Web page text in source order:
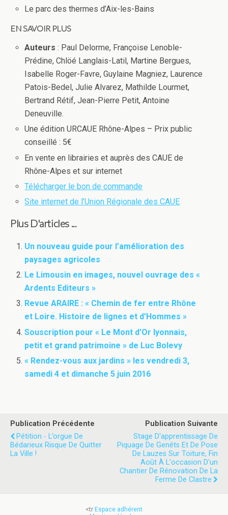
Le parc des thermes d’Aix-les-Bains
EN SAVOIR PLUS
Auteurs: Paul Delorme, Françoise Lenoble-
Prédine, Chlöé Langlais-Latil, Martine Bergues,
Isabelle Roger-Favre, Guylaine Magniez, Laurence
Patois-Bedel, Julie Alvarez, Mathilde Lourmet,
Bertrand Rétif, Jean-Pierre Petit, Antoine
Deneuville.
Une édition URCAUE Rhône-Alpes – Prix public
conseillé : 5€
En vente en librairies et auprès des CAUE de
Rhône-Alpes et sur internet
Télécharger le bon de commande
Site internet de l’Union Régionale des CAUE
Plus D'articles ...
Un nouveau guide pour l’amélioration des
paysages agricoles
Le Limousin en images, nouvel ouvrage des «
Ardents Editeurs »
Revue ARAIRE : « Chemin de fer entre Rhône
et Loire. Histoire de lignes et d’Hommes »
Souscription pour « Le Mont d’Or lyonnais,
petit et grand patrimoine » de Luc Bolevy
« Rendez-vous aux jardins » les vendredi 3,
samedi 4 et dimanche 5 juin 2016
Publication Précédente
Pétition - L’orgue De
Bédarieux Risque De Quitter
La Ville !
Publication Suivante
Stage D'apprentissage De
Piquage De Genêts Et De Pose
De Lauzes Sur Toiture, Fin
Août À L'occasion D'un
Chantier De Rénovation De La
Ferme De Clastre
<tr Espace adhérent